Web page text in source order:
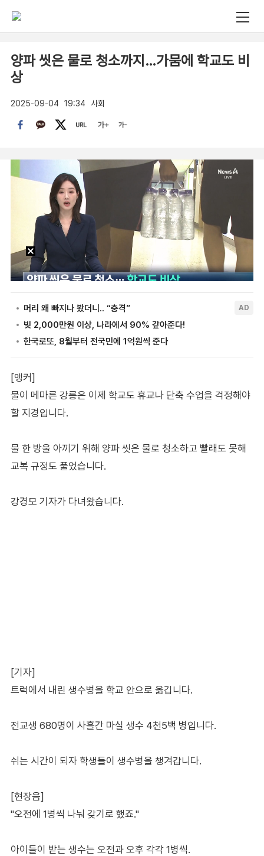
양파 씻은 물로 청소까지…가뭄에 학교도 비
상
2025-09-04 19:34 사회
[앵커]
물이 메마른 강릉은 이제 학교도 휴교나 단축 수업을 걱정해야
할 지경입니다.
물 한 방울 아끼기 위해 양파 씻은 물로 청소하고 빨래도 못해
교복 규정도 풀었습니다.
강경모 기자가 다녀왔습니다.
[기자]
트럭에서 내린 생수병을 학교 안으로 옮깁니다.
전교생 680명이 사흘간 마실 생수 4천5백 병입니다.
쉬는 시간이 되자 학생들이 생수병을 챙겨갑니다.
[현장음]
"오전에 1병씩 나눠 갖기로 했죠."
아이들이 받는 생수는 오전과 오후 각각 1병씩.